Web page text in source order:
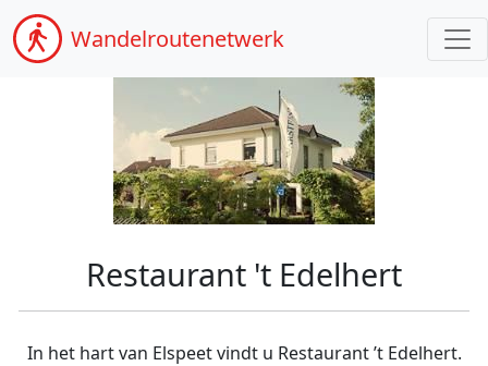
Wandelroutenetwerk
Restaurant 't Edelhert
In het hart van Elspeet vindt u Restaurant ’t Edelhert.